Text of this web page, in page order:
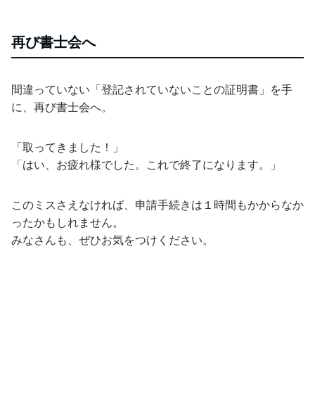
再び書士会へ
間違っていない「登記されていないことの証明書」を手
に、再び書士会へ。
「取ってきました！」
「はい、お疲れ様でした。これで終了になります。」
このミスさえなければ、申請手続きは１時間もかからなか
ったかもしれません。
みなさんも、ぜひお気をつけください。